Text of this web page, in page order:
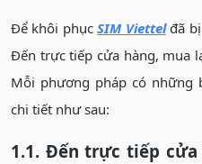
Để khôi phụcSIM Viettelđã bị
Đến trực tiếp cửa hàng, mua
Mỗi phương pháp có những
chi tiết như sau:
1.1. Đến trực tiếp